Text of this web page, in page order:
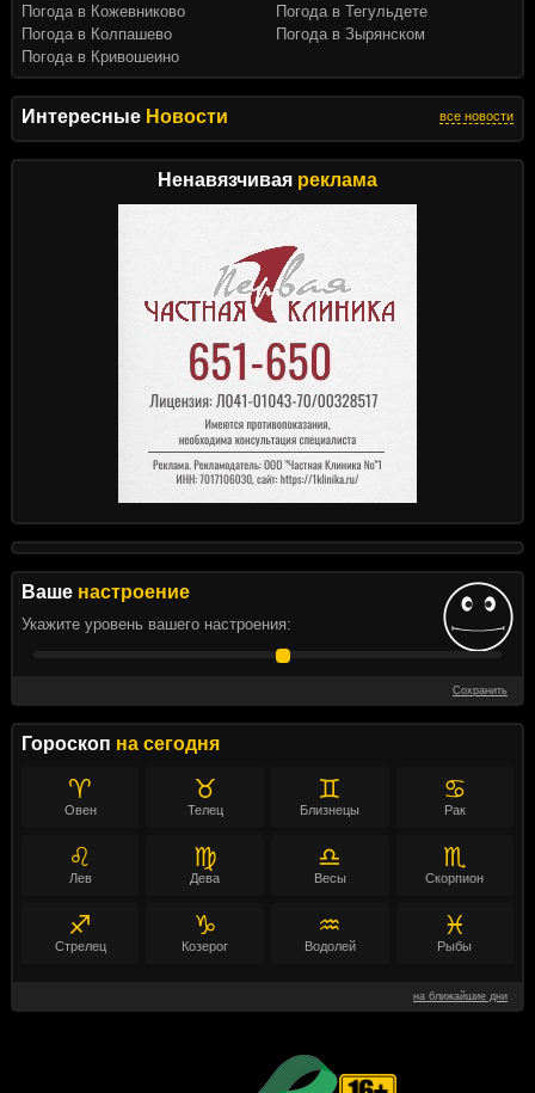
Интересные Новости все новости
Ненавязчивая реклама
Ваше настроение
Укажите уровень вашего настроения:
Сохранить
Гороскоп на сегодня
♈
Овен
♉
Телец
♊
Близнецы
♋
Рак
♌
Лев
♍
Дева
♎
Весы
♏
Скорпион
♐
Стрелец
♑
Козерог
♒
Водолей
♓
Рыбы
на ближайшие дни
Погода в Кожевниково
Погода в Колпашево
Погода в Кривошеино
Погода в Тегульдете
Погода в Зырянском